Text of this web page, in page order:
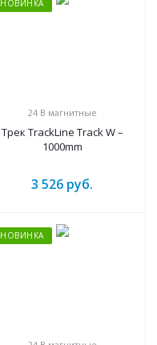
НОВИНКА
24 B магнитные
Трек TrackLine Track W –
1000mm
3 526 руб.
НОВИНКА